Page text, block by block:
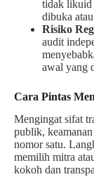
tidak likuid
dibuka
Risiko
audit
awal yang
Cara Pintas
Mengingat sifat
publik,
nomor satu.
memilih mitra
kokoh dan